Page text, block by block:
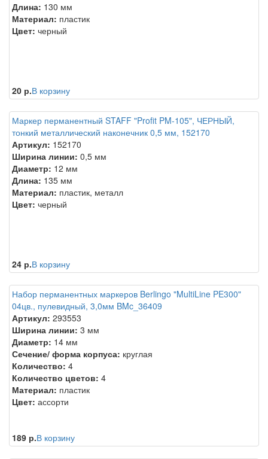
Длина: 130 мм
Материал: пластик
Цвет: черный
20 р.В корзину
Маркер перманентный STAFF "Profit PM-105", ЧЕРНЫЙ,
тонкий металлический наконечник 0,5 мм, 152170
Артикул: 152170
Ширина линии: 0,5 мм
Диаметр: 12 мм
Длина: 135 мм
Материал: пластик, металл
Цвет: черный
24 р.В корзину
Набор перманентных маркеров Berlingo "MultiLine PE300"
04цв., пулевидный, 3,0мм BMc_36409
Артикул: 293553
Ширина линии: 3 мм
Диаметр: 14 мм
Сечение/ форма корпуса: круглая
Количество: 4
Количество цветов: 4
Материал: пластик
Цвет: ассорти
189 р.В корзину